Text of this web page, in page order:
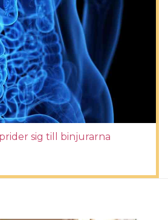
sig till binjurarna